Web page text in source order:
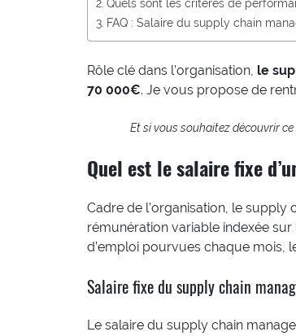
Quels sont les critères de
FAQ : Salaire du supply chain
Rôle clé dans l’organisation, le
70 000€. Je vous propose de
Et si vous souhaitez découvrir
Quel est le salaire fixe
Cadre de l’organisation, le supply
rémunération variable indexée sur
d’emploi pourvues chaque mois,
Salaire fixe du supply chain
Le salaire du supply chain